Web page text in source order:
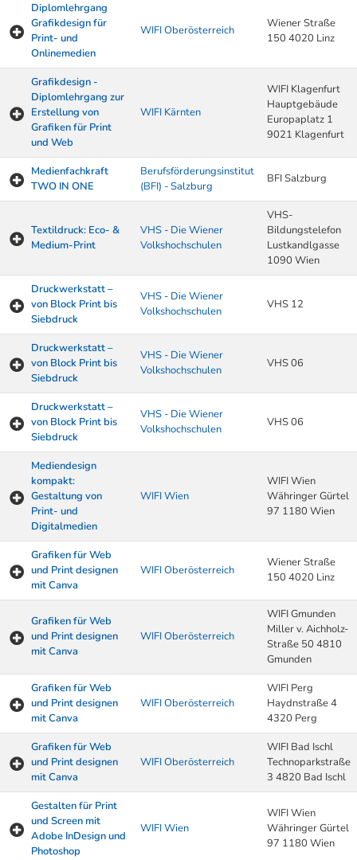
Diplomlehrgang
Grafikdesign für
Print- und
Onlinemedien
WIFI Oberösterreich
Wiener Straße
150 4020 Linz
Grafikdesign -
Diplomlehrgang zur
Erstellung von
Grafiken für Print
und Web
WIFI Kärnten
WIFI Klagenfurt
Hauptgebäude
Europaplatz 1
9021 Klagenfurt
Medienfachkraft
TWO IN ONE
Berufsförderungsinstitut
(BFI) - Salzburg
BFI Salzburg
Textildruck: Eco- &
Medium-Print
VHS - Die Wiener
Volkshochschulen
VHS-
Bildungstelefon
Lustkandlgasse
1090 Wien
Druckwerkstatt –
von Block Print bis
Siebdruck
VHS - Die Wiener
Volkshochschulen
VHS 12
Druckwerkstatt –
von Block Print bis
Siebdruck
VHS - Die Wiener
Volkshochschulen
VHS 06
Druckwerkstatt –
von Block Print bis
Siebdruck
VHS - Die Wiener
Volkshochschulen
VHS 06
Mediendesign
kompakt:
Gestaltung von
Print- und
Digitalmedien
WIFI Wien
WIFI Wien
Währinger Gürtel
97 1180 Wien
Grafiken für Web
und Print designen
mit Canva
WIFI Oberösterreich
Wiener Straße
150 4020 Linz
Grafiken für Web
und Print designen
mit Canva
WIFI Oberösterreich
WIFI Gmunden
Miller v. Aichholz-
Straße 50 4810
Gmunden
Grafiken für Web
und Print designen
mit Canva
WIFI Oberösterreich
WIFI Perg
Haydnstraße 4
4320 Perg
Grafiken für Web
und Print designen
mit Canva
WIFI Oberösterreich
WIFI Bad Ischl
Technoparkstraße
3 4820 Bad Ischl
Gestalten für Print
und Screen mit
Adobe InDesign und
Photoshop
WIFI Wien
WIFI Wien
Währinger Gürtel
97 1180 Wien